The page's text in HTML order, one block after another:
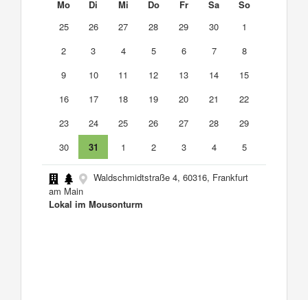
Mo Di Mi Do Fr Sa
So
25
26 27 28 29 30
1
2
3 4 5 6 7
8
9
10 11 12 13 14
15
16
17 18 19 20 21
22
23
24 25 26 27 28
29
30
31 1 2 3 4 5
Waldschmidtstraße 4, 60316, Frankfurt
am Main
Lokal im Mousonturm